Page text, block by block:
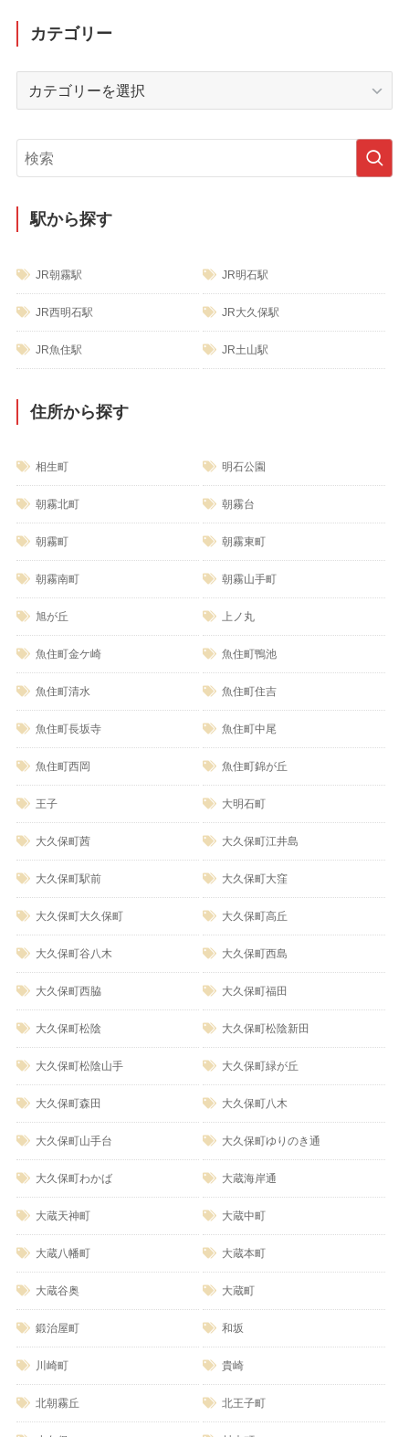
イ
ブ
カテゴリー
リ
ー
駅から探す
JR朝霧駅 JR明石駅
JR西明石駅 JR大久保駅
JR魚住駅 JR土山駅
住所から探す
相生町 明石公園
朝霧北町 朝霧台
朝霧町 朝霧東町
朝霧南町 朝霧山手町
旭が丘 上ノ丸
魚住町金ケ崎 魚住町鴨池
魚住町清水 魚住町住吉
魚住町長坂寺 魚住町中尾
魚住町西岡 魚住町錦が丘
王子 大明石町
大久保町茜 大久保町江井島
大久保町駅前 大久保町大窪
大久保町大久保町 大久保町高丘
大久保町谷八木 大久保町西島
大久保町西脇 大久保町福田
大久保町松陰 大久保町松陰新田
大久保町松陰山手 大久保町緑が丘
大久保町森田 大久保町八木
大久保町山手台 大久保町ゆりのき通
大久保町わかば 大蔵海岸通
大蔵天神町 大蔵中町
大蔵八幡町 大蔵本町
大蔵谷奥 大蔵町
鍛治屋町 和坂
川崎町 貴崎
北朝霧丘 北王子町